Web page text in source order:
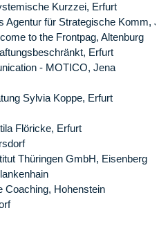
Kurzzei, Erfurt
Agentur für Strategische Komm,
to the Frontpag, Altenburg
Erfurt
- MOTICO, Jena
Sylvia Koppe, Erfurt
Flöricke, Erfurt
Thüringen GmbH, Eisenberg
Coaching, Hohenstein